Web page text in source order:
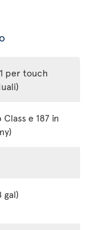
per touch
Class e 187 in
gal)